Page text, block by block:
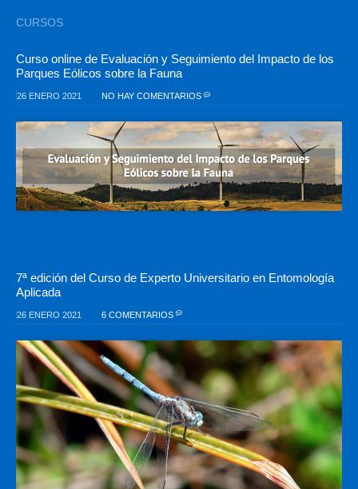
CURSOS
Curso online de Evaluación y Seguimiento del Impacto de los
Parques Eólicos sobre la Fauna
26 ENERO 2021 NO HAY COMENTARIOS
7ª edición del Curso de Experto Universitario en Entomología
Aplicada
26 ENERO 2021 6 COMENTARIOS